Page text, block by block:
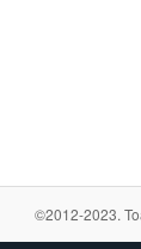
©2012-2023.